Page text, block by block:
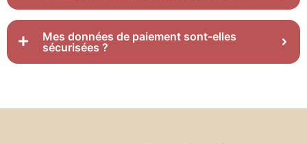
Mes données de paiement sont-elles
sécurisées ?